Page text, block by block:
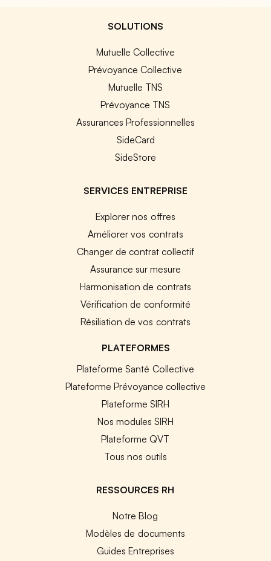
SOLUTIONS
Mutuelle Collective
Prévoyance Collective
Mutuelle TNS
Prévoyance TNS
Assurances Professionnelles
SideCard
SideStore
SERVICES ENTREPRISE
Explorer nos offres
Améliorer vos contrats
Changer de contrat collectif
Assurance sur mesure
Harmonisation de contrats
Vérification de conformité
Résiliation de vos contrats
PLATEFORMES
Plateforme Santé Collective
Plateforme Prévoyance collective
Plateforme SIRH
Nos modules SIRH
Plateforme QVT
Tous nos outils
RESSOURCES RH
Notre Blog
Modèles de documents
Guides Entreprises